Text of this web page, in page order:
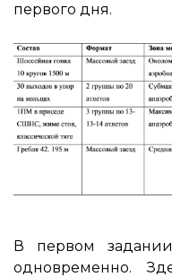
первого дня.
В первом
одновременно.